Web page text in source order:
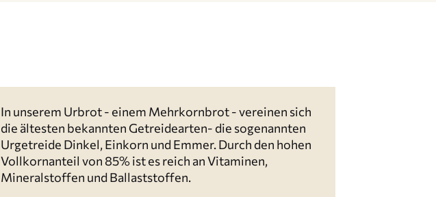
In unserem Urbrot - einem Mehrkornbrot - vereinen sich
die ältesten bekannten Getreidearten- die sogenannten
Urgetreide Dinkel, Einkorn und Emmer. Durch den hohen
Vollkornanteil von 85% ist es reich an Vitaminen,
Mineralstoffen und Ballaststoffen.